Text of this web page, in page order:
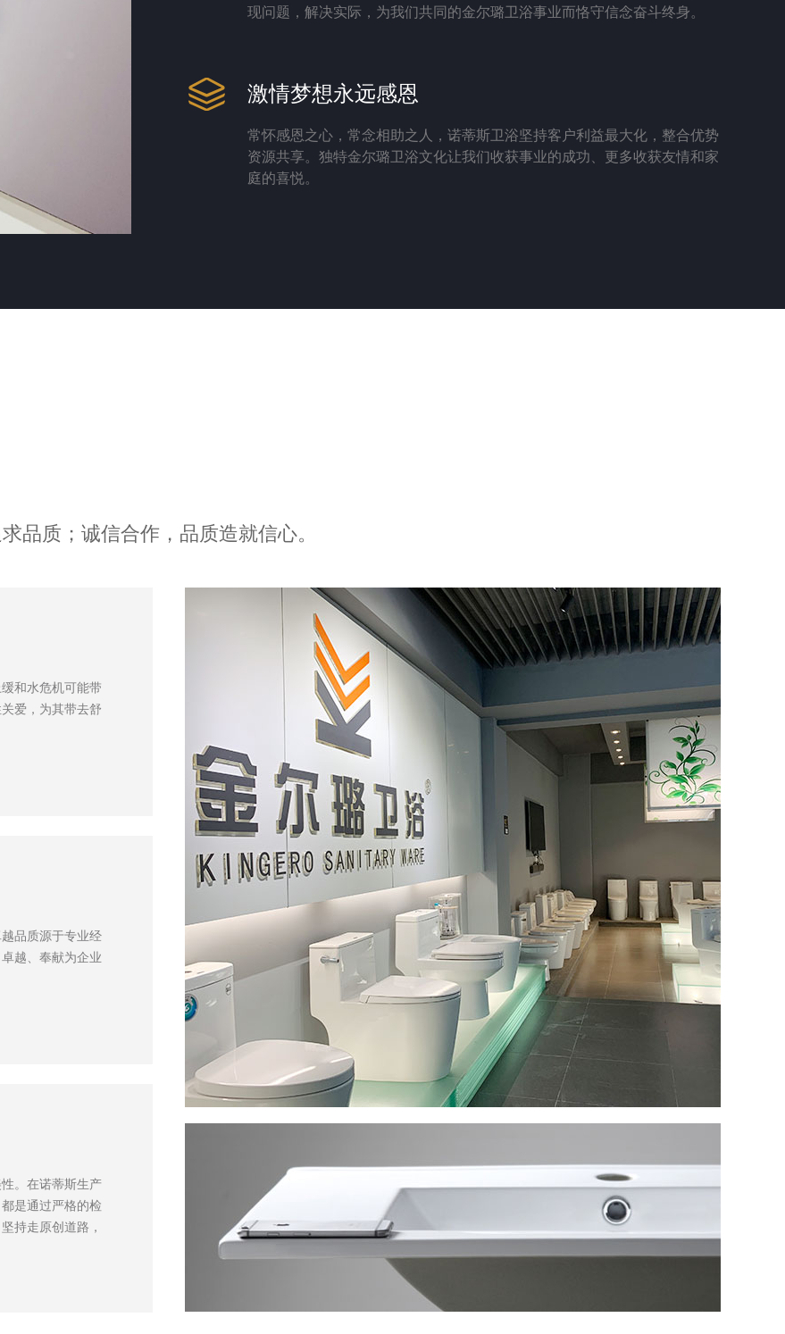
现问题，解决实际，为我们共同的金尔璐卫浴事业而恪守信念奋斗终身。
激情梦想永远感恩
常怀感恩之心，常念相助之人，诺蒂斯卫浴坚持客户利益最大化，整合优势
资源共享。独特金尔璐卫浴文化让我们收获事业的成功、更多收获友情和家
庭的喜悦。
品质；诚信合作，品质造就信心。
和水危机可能带
爱，为其带去舒
品质源于专业经
越、奉献为企业
。在诺蒂斯生产
是通过严格的检
持走原创道路，